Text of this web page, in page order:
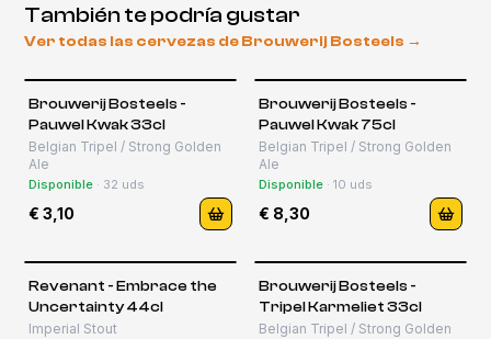
También te podría gustar
Ver todas las cervezas deBrouwerij Bosteels →
Brouwerij Bosteels -
Pauwel Kwak 33cl
Belgian Tripel / Strong Golden
Ale
Disponible · 32 uds
€ 3,10
Brouwerij Bosteels -
Pauwel Kwak 75cl
Belgian Tripel / Strong Golden
Ale
Disponible · 10 uds
€ 8,30
Revenant - Embrace the
Uncertainty 44cl
Imperial Stout
Brouwerij Bosteels -
Tripel Karmeliet 33cl
Belgian Tripel / Strong Golden